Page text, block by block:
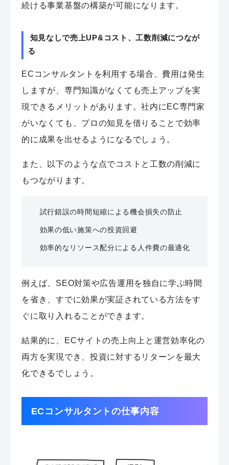
続ける事業基盤の構築が可能になります。
知見なしで売上UP&コスト、工数削減につなが
る
ECコンサルタントを利用する場合、費用は発生
しますが、専門知識がなくても売上アップを実
現できるメリットがあります。社内にEC専門家
がいなくても、プロの知見を借りることで効率
的に成果を出せるようになるでしょう。
また、以下のような点でコストと工数の削減に
もつながります。
試行錯誤の時間短縮による機会損失の防止
効果の低い施策への投資回避
効率的なリソース配分による人件費の最適化
例えば、SEO対策や広告運用を独自に学ぶ時間
を省き、すでに効果が実証されている方法をす
ぐに取り入れることができます。
結果的に、ECサイトの売上向上と運営効率化の
両方を実現でき、投資に対するリターンを最大
化できるでしょう。
ECコンサルタントの仕事内容